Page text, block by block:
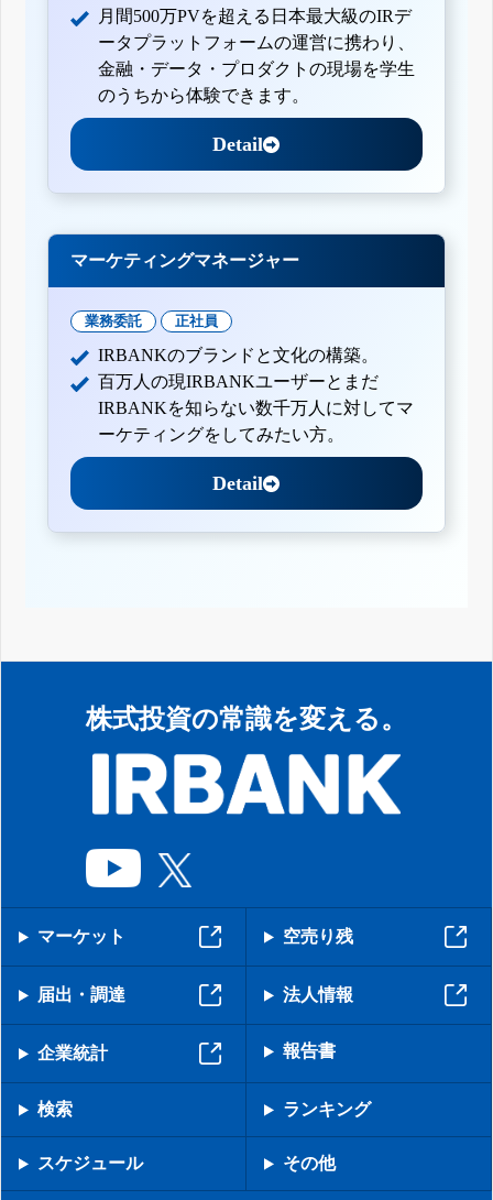
月間500万PVを超える日本最大級のIRデ
ータプラットフォームの運営に携わり、
金融・データ・プロダクトの現場を学生
のうちから体験できます。
Detail
マーケティングマネージャー
業務委託 正社員
IRBANKのブランドと文化の構築。
百万人の現IRBANKユーザーとまだ
IRBANKを知らない数千万人に対してマ
ーケティングをしてみたい方。
Detail
株式投資の常識を変える。
マーケット 空売り残
届出・調達 法人情報
企業統計 報告書
検索 ランキング
スケジュール その他